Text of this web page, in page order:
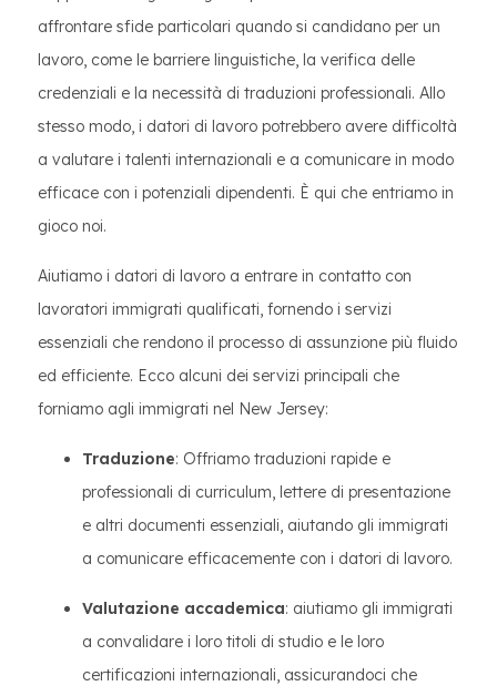
affrontare sfide particolari quando si candidano per un
lavoro, come le barriere linguistiche, la verifica delle
credenziali e la necessità di traduzioni professionali. Allo
stesso modo, i datori di lavoro potrebbero avere difficoltà
a valutare i talenti internazionali e a comunicare in modo
efficace con i potenziali dipendenti. È qui che entriamo in
gioco noi.
Aiutiamo i datori di lavoro a entrare in contatto con
lavoratori immigrati qualificati, fornendo i servizi
essenziali che rendono il processo di assunzione più fluido
ed efficiente. Ecco alcuni dei servizi principali che
forniamo agli immigrati nel New Jersey:
Traduzione: Offriamo traduzioni rapide e
professionali di curriculum, lettere di presentazione
e altri documenti essenziali, aiutando gli immigrati
a comunicare efficacemente con i datori di lavoro.
Valutazione accademica: aiutiamo gli immigrati
a convalidare i loro titoli di studio e le loro
certificazioni internazionali, assicurandoci che